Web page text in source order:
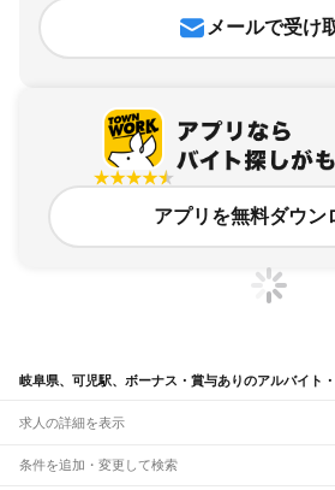
メールで受け
アプリを無料ダウン
岐阜県、可児駅、ボーナス・賞与ありのアルバイト
求人の詳細を表示
条件を追加・変更して検索